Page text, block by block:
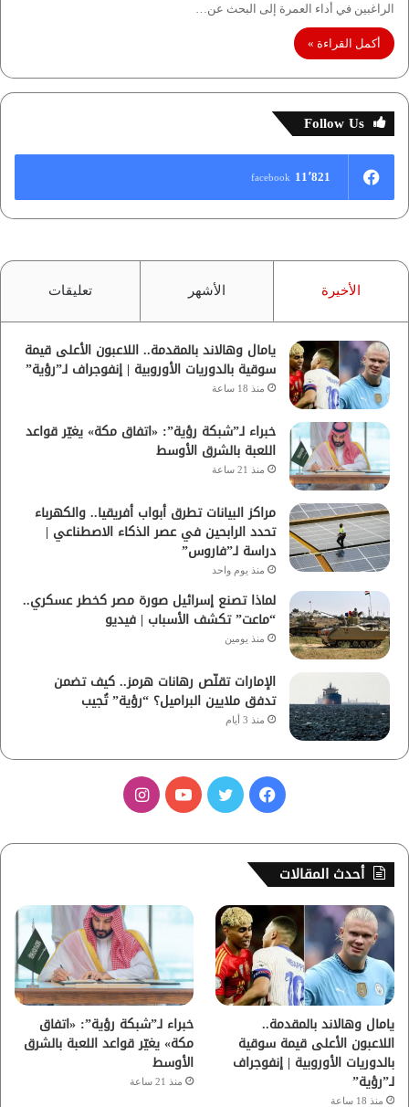
الراغبين في أداء العمرة إلى البحث عن…
أكمل القراءة »
Follow Us
11٬821 facebook
الأخيرة الأشهر تعليقات
يامال وهالاند بالمقدمة.. اللاعبون الأعلى قيمة
سوقية بالدوريات الأوروبية | إنفوجراف لـ”رؤية”
منذ 18 ساعة
خبراء لـ”شبكة رؤية”: «اتفاق مكة» يغيّر قواعد
اللعبة بالشرق الأوسط
منذ 21 ساعة
مراكز البيانات تطرق أبواب أفريقيا.. والكهرباء
تحدد الرابحين في عصر الذكاء الاصطناعي |
دراسة لـ”فاروس”
منذ يوم واحد
لماذا تصنع إسرائيل صورة مصر كخطر عسكري..
“ماعت” تكشف الأسباب | فيديو
منذ يومين
الإمارات تقلّص رهانات هرمز.. كيف تضمن
تدفق ملايين البراميل؟ “رؤية” تُجيب
منذ 3 أيام
س
ب
و
ك
ي
ب
ت
ق
ر
ا
م
أحدث المقالات
يامال وهالاند بالمقدمة..
اللاعبون الأعلى قيمة سوقية
بالدوريات الأوروبية | إنفوجراف
لـ”رؤية”
منذ 18 ساعة
خبراء لـ”شبكة رؤية”: «اتفاق
مكة» يغيّر قواعد اللعبة بالشرق
الأوسط
منذ 21 ساعة